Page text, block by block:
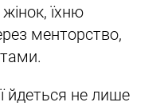
їхню
менторство,
йдеться не лише